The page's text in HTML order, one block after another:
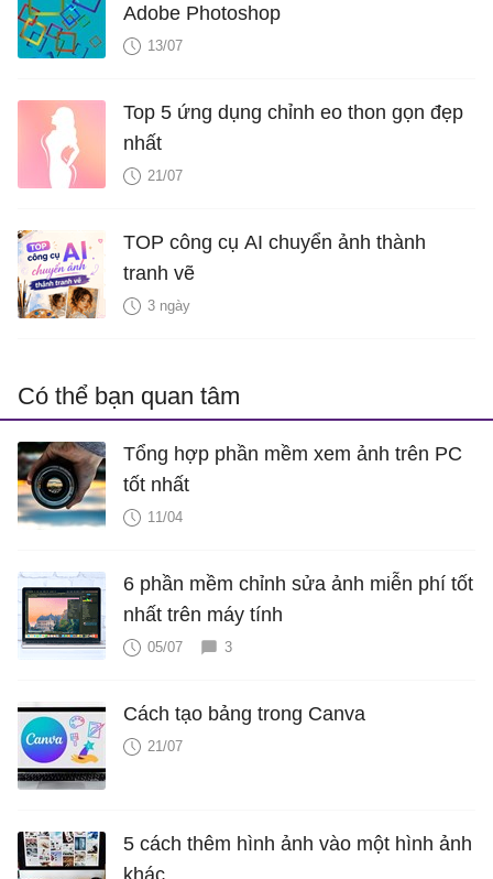
Adobe Photoshop
13/07
Top 5 ứng dụng chỉnh eo thon gọn đẹp
nhất
21/07
TOP công cụ AI chuyển ảnh thành
tranh vẽ
3 ngày
Có thể bạn quan tâm
Tổng hợp phần mềm xem ảnh trên PC
tốt nhất
11/04
6 phần mềm chỉnh sửa ảnh miễn phí tốt
nhất trên máy tính
05/07 3
Cách tạo bảng trong Canva
21/07
5 cách thêm hình ảnh vào một hình ảnh
khác